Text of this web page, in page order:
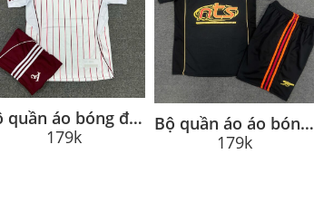
Bộ quần áo bóng đá Arsenal x adidas US Pack 2025/26 trắng vạch đỏ
179k
Bộ quần áo áo bóng đá Arsenal NTS 2025 màu đen vàng
179k